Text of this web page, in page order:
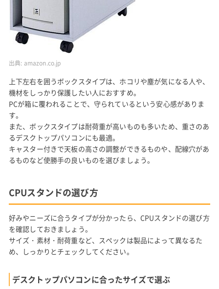
出典: amazon.co.jp
上下左右を囲うボックスタイプは、ホコリや塵が気になる人や、
機材をしっかり保護したい人におすすめ。
PCが箱に覆われることで、守られているという安心感がありま
す。
また、ボックスタイプは耐荷重が高いものも多いため、重さのあ
るデスクトップパソコンにも最適。
キャスター付きで天板の高さの調整ができるものや、配線穴があ
るものなど使勝手の良いものを選びましょう。
CPUスタンドの選び方
好みやニーズに合うタイプが分かったら、CPUスタンドの選び方
を確認しておきましょう。
サイズ・素材・耐荷重など、スペックは製品によって異なるた
め、しっかりとチェックしてください。
デスクトップパソコンに合ったサイズで選ぶ